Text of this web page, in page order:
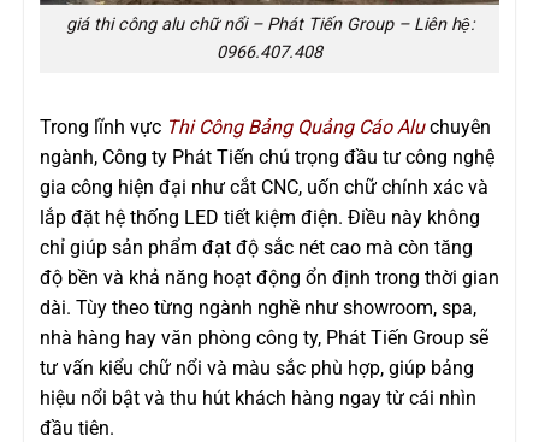
giá thi công alu chữ nổi – Phát Tiến Group – Liên hệ:
0966.407.408
Trong lĩnh vực Thi Công Bảng Quảng Cáo Aluchuyên
ngành, Công ty Phát Tiến chú trọng đầu tư công nghệ
gia công hiện đại như cắt CNC, uốn chữ chính xác và
lắp đặt hệ thống LED tiết kiệm điện. Điều này không
chỉ giúp sản phẩm đạt độ sắc nét cao mà còn tăng
độ bền và khả năng hoạt động ổn định trong thời gian
dài. Tùy theo từng ngành nghề như showroom, spa,
nhà hàng hay văn phòng công ty, Phát Tiến Group sẽ
tư vấn kiểu chữ nổi và màu sắc phù hợp, giúp bảng
hiệu nổi bật và thu hút khách hàng ngay từ cái nhìn
đầu tiên.